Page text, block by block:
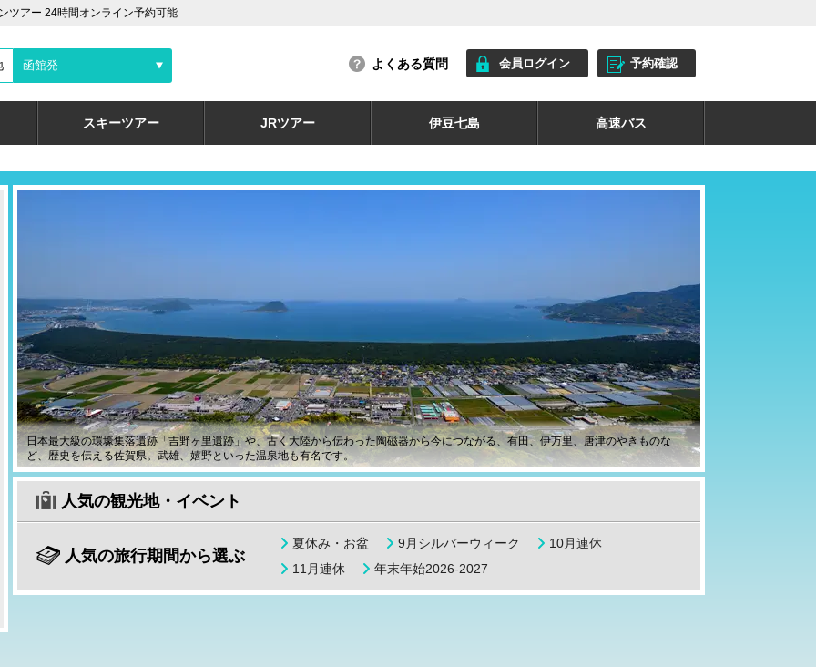
ツアー 24時間オンライン予約可能
函館発 よくある質問 会員ログイン 予約確認
スキーツアー JRツアー 伊豆七島 高速バス
日本最大級の環壕集落遺跡「吉野ヶ里遺跡」や、古く大陸から伝わった陶磁器から今につながる、有田、伊万里、唐津のやきものな
ど、歴史を伝える佐賀県。武雄、嬉野といった温泉地も有名です。
人気の観光地・イベント
人気の旅行期間から選ぶ
夏休み・お盆 9月シルバーウィーク
10月連休
11月連休
年末年始2026-2027